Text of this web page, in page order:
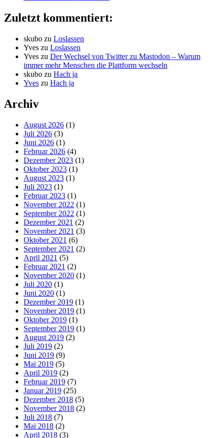
Zuletzt kommentiert:
skubo zu Loslassen
Yves zu Loslassen
Yves zu Der Wechsel von Twitter zu Mastodon – Warum
immer mehr Menschen die Plattform wechseln
skubo zu Hach ja
Yves zu Hach ja
Archiv
August 2026 (1)
Juli 2026 (3)
Juni 2026 (1)
Februar 2026 (4)
Dezember 2023 (1)
Oktober 2023 (1)
August 2023 (1)
Juli 2023 (1)
Februar 2023 (1)
November 2022 (1)
September 2022 (1)
Dezember 2021 (2)
November 2021 (3)
Oktober 2021 (6)
September 2021 (2)
April 2021 (5)
Februar 2021 (2)
November 2020 (1)
Juli 2020 (1)
Juni 2020 (1)
Dezember 2019 (1)
November 2019 (1)
Oktober 2019 (1)
September 2019 (1)
August 2019 (2)
Juli 2019 (2)
Juni 2019 (9)
Mai 2019 (5)
April 2019 (2)
Februar 2019 (7)
Januar 2019 (25)
Dezember 2018 (5)
November 2018 (2)
Juli 2018 (7)
Mai 2018 (2)
April 2018 (3)